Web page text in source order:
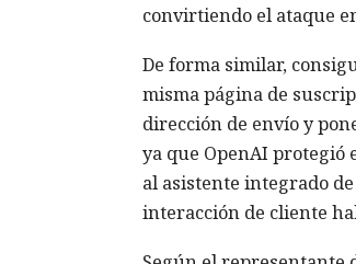
convirtiendo el ataque
De forma similar,
misma página de
dirección de envío y
ya que OpenAI protegió
al asistente integrado
interacción de cliente